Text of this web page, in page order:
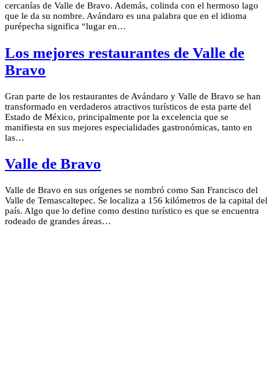
cercanías de Valle de Bravo. Además, colinda con el hermoso lago
que le da su nombre. Avándaro es una palabra que en el idioma
purépecha significa “lugar en…
Los mejores restaurantes de Valle de
Bravo
Gran parte de los restaurantes de Avándaro y Valle de Bravo se han
transformado en verdaderos atractivos turísticos de esta parte del
Estado de México, principalmente por la excelencia que se
manifiesta en sus mejores especialidades gastronómicas, tanto en
las…
Valle de Bravo
Valle de Bravo en sus orígenes se nombró como San Francisco del
Valle de Temascaltepec. Se localiza a 156 kilómetros de la capital del
país. Algo que lo define como destino turístico es que se encuentra
rodeado de grandes áreas…